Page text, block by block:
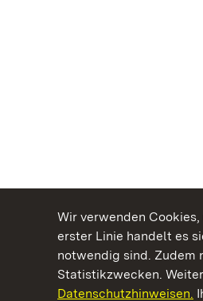
Wir verwenden
erster Linie handelt es
notwendig sind. Zudem
Statistikzwecken.
Datenschutzhinweisen.